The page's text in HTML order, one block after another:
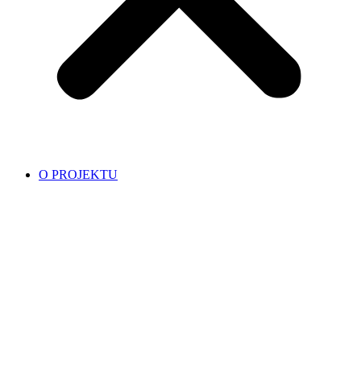
O PROJEKTU